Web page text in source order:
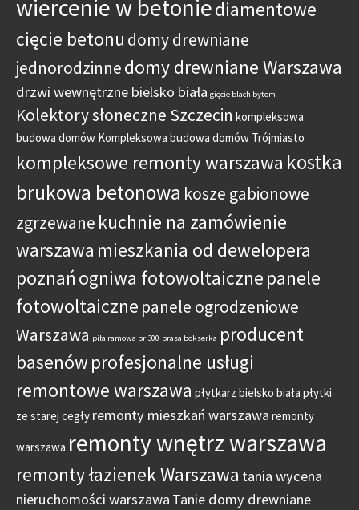
wiercenie w betoniediamentowe
cięcie betonu domy drewniane
jednorodzinnedomy drewniane Warszawa
drzwi wewnętrzne bielsko biała gięcie blach bytom
Kolektory słoneczne Szczecin kompleksowa
budowa domów Kompleksowa budowa domów Trójmiasto
kompleksowe remonty warszawa kostka
brukowa betonowa kosze gabionowe
zgrzewane kuchnie na zamówienie
warszawa mieszkania od dewelopera
poznań ogniwa fotowoltaiczne panele
fotowoltaiczne panele ogrodzeniowe
Warszawa piła ramowa pr 300 prasa bokserka producent
basenów profesjonalne usługi
remontowe warszawa płytkarz bielsko biała płytki
ze starej cegły remonty mieszkań warszawa remonty
warszawa remonty wnętrz warszawa
remonty łazienek Warszawa tania wycena
nieruchomości warszawa Tanie domy drewniane